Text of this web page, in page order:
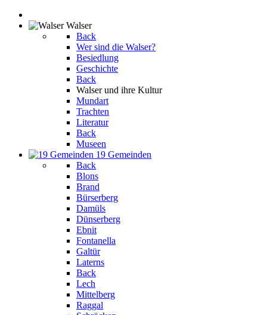
Walser
Back
Wer sind die Walser?
Besiedlung
Geschichte
Back
Walser und ihre Kultur
Mundart
Trachten
Literatur
Back
Museen
19 Gemeinden
Back
Blons
Brand
Bürserberg
Damüls
Dünserberg
Ebnit
Fontanella
Galtür
Laterns
Back
Lech
Mittelberg
Raggal